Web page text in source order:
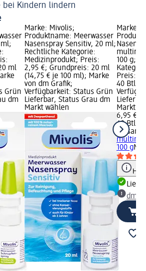
bei Kindern lindern
ml
Grün
dm
Marke: Mivolis;
Produktname: Meerwasser
Nasenspray Sensitiv, 20 ml;
Rechtliche Kategorie:
Medizinprodukt; Preis:
2,95 €; Grundpreis: 20 ml
(14,75 € je 100 ml); Marke
von dm Grafik;
Verfügbarkeit: Status Grün
Lieferbar, Status Grau dm
Markt wählen
Marke:
100 g;
Preis:
40 Btl
Markt
6,95 €
40 Btl
Emsan
100 g
dm